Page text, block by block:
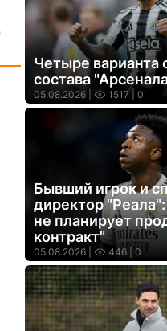
Четыре варианта
состава
05.08.2026 | 1517 | 0
Бывший игрок и
директор
не планирует
контракт"
05.08.2026 | 446 | 0